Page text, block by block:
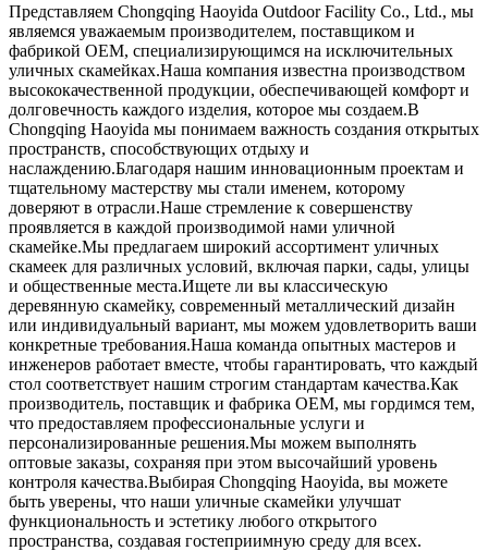
Представляем Chongqing Haoyida Outdoor Facility Co., Ltd., мы
являемся уважаемым производителем, поставщиком и
фабрикой OEM, специализирующимся на исключительных
уличных скамейках.Наша компания известна производством
высококачественной продукции, обеспечивающей комфорт и
долговечность каждого изделия, которое мы создаем.В
Chongqing Haoyida мы понимаем важность создания открытых
пространств, способствующих отдыху и
наслаждению.Благодаря нашим инновационным проектам и
тщательному мастерству мы стали именем, которому
доверяют в отрасли.Наше стремление к совершенству
проявляется в каждой производимой нами уличной
скамейке.Мы предлагаем широкий ассортимент уличных
скамеек для различных условий, включая парки, сады, улицы
и общественные места.Ищете ли вы классическую
деревянную скамейку, современный металлический дизайн
или индивидуальный вариант, мы можем удовлетворить ваши
конкретные требования.Наша команда опытных мастеров и
инженеров работает вместе, чтобы гарантировать, что каждый
стол соответствует нашим строгим стандартам качества.Как
производитель, поставщик и фабрика OEM, мы гордимся тем,
что предоставляем профессиональные услуги и
персонализированные решения.Мы можем выполнять
оптовые заказы, сохраняя при этом высочайший уровень
контроля качества.Выбирая Chongqing Haoyida, вы можете
быть уверены, что наши уличные скамейки улучшат
функциональность и эстетику любого открытого
пространства, создавая гостеприимную среду для всех.